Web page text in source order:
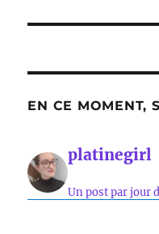
EN CE MOMENT,
platinegirl
Un post par jour